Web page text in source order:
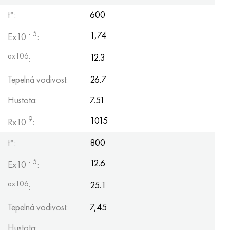
t°:
600
Ex10 - 5: 1,74
ax106:
12.3
Tepelná vodivost:
26.7
Hustota:
7.51
Rx10 9:
1015
t°:
800
Ex10 - 5: 12.6
ax106:
25.1
Tepelná vodivost:
7,45
Hustota:
Hastelloy C2000
Hastelloy 3
Hastelloy x
45X, 45h, 1,7035
45HN2MFA, k2425, 45hnmf
A40G, 44smn28, 1.0762, 46s20